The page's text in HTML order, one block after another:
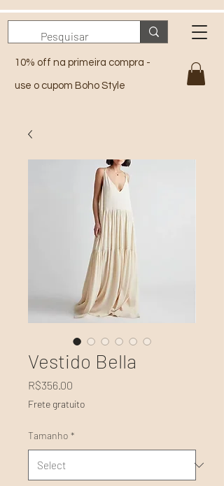
10% off na primeira compra -
use o cupom Boho Style
Vestido Bella
R$356.00
Frete gratuito
Tamanho *